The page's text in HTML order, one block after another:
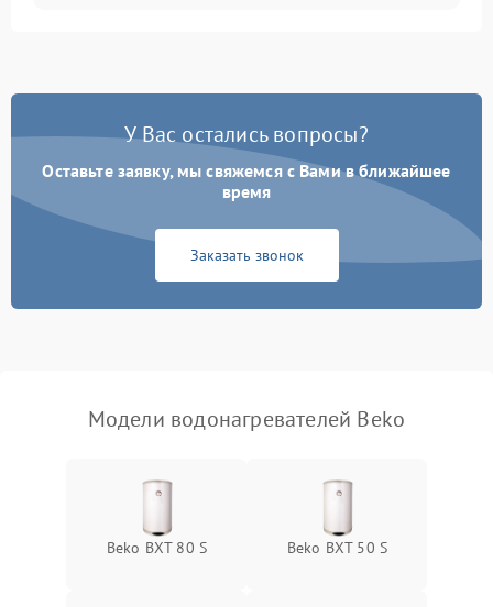
У Вас остались вопросы?
Оставьте заявку, мы свяжемся с Вами в ближайшее
время
Заказать звонок
Модели водонагревателей Beko
Beko BXT 80 S Beko BXT 50 S